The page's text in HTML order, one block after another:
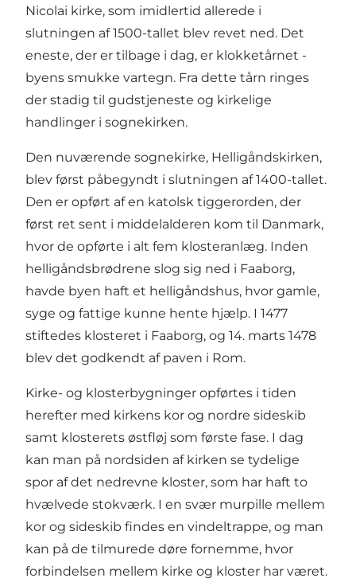
Nicolai kirke, som imidlertid allerede i
slutningen af 1500-tallet blev revet ned. Det
eneste, der er tilbage i dag, er klokketårnet -
byens smukke vartegn. Fra dette tårn ringes
der stadig til gudstjeneste og kirkelige
handlinger i sognekirken.
Den nuværende sognekirke, Helligåndskirken,
blev først påbegyndt i slutningen af 1400-tallet.
Den er opført af en katolsk tiggerorden, der
først ret sent i middelalderen kom til Danmark,
hvor de opførte i alt fem klosteranlæg. Inden
helligåndsbrødrene slog sig ned i Faaborg,
havde byen haft et helligåndshus, hvor gamle,
syge og fattige kunne hente hjælp. I 1477
stiftedes klosteret i Faaborg, og 14. marts 1478
blev det godkendt af paven i Rom.
Kirke- og klosterbygninger opførtes i tiden
herefter med kirkens kor og nordre sideskib
samt klosterets østfløj som første fase. I dag
kan man på nordsiden af kirken se tydelige
spor af det nedrevne kloster, som har haft to
hvælvede stokværk. I en svær murpille mellem
kor og sideskib findes en vindeltrappe, og man
kan på de tilmurede døre fornemme, hvor
forbindelsen mellem kirke og kloster har været.